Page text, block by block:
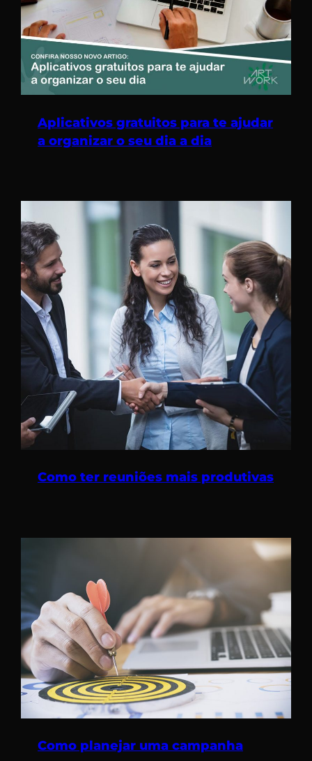
Aplicativos gratuitos para te ajudar
a organizar o seu dia a dia
Como ter reuniões mais produtivas
Como planejar uma campanha